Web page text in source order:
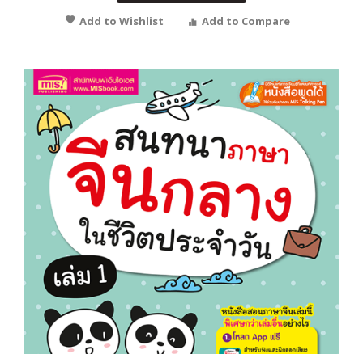
Add to Wishlist
Add to Compare